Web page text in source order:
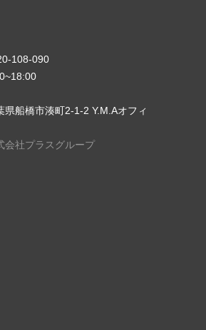
108-090
市湊町2-1-2 Y.M.Aオフィ
会社プラスグループ